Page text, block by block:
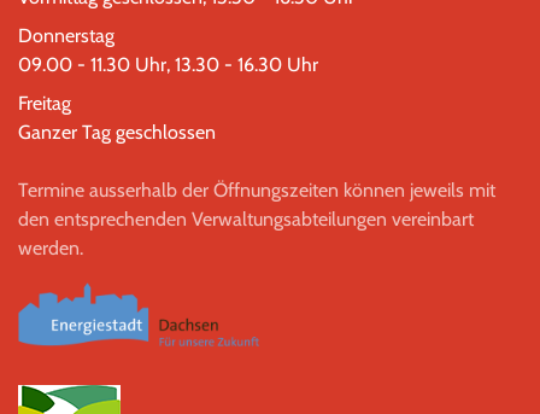
Donnerstag
09.00 - 11.30 Uhr, 13.30 - 16.30 Uhr
Freitag
Ganzer Tag geschlossen
Termine ausserhalb der Öffnungszeiten können jeweils mit
den entsprechenden Verwaltungsabteilungen vereinbart
werden.